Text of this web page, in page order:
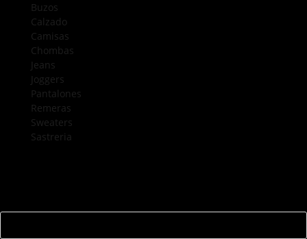
Buzos
Calzado
Camisas
Chombas
Jeans
Joggers
Pantalones
Remeras
Sweaters
Sastreria